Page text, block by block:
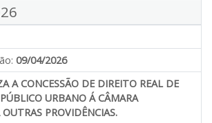
09/04/2026
A CONCESSÃO DE DIREITO REAL DE
URBANO Á CÂMARA
PROVIDÊNCIAS.